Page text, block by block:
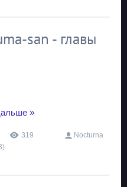
san - главы
»
319
Nocturna